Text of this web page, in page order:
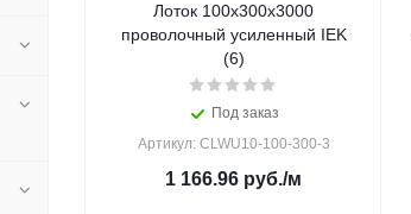
Лоток 100х300х3000
проволочный усиленный IEK
(6)
Под заказ
Артикул: CLWU10-100-300-3
1 166.96 руб./м